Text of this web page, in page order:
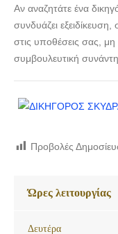
Αν αναζητάτε ένα
συνδυάζει
στις υποθέσεις σας, μη
συμβουλευτική
Προβολές
Ώρες λειτουργίας
Δευτέρα